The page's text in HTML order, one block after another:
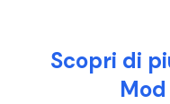
Scopri di